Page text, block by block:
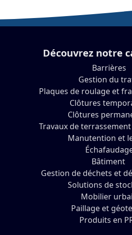
Découvrez notre
Barrières
Gestion du
Plaques de roulage et
Clôtures
Clôtures
Travaux de
Manutention et
Bâtiment
Gestion de déchets et
Solutions de
Mobilier
Paillage et
Produits en